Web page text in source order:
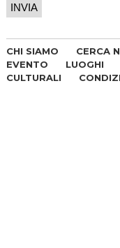
CHI SIAMO CERCA
EVENTO
LUOGHI
CULTURALI